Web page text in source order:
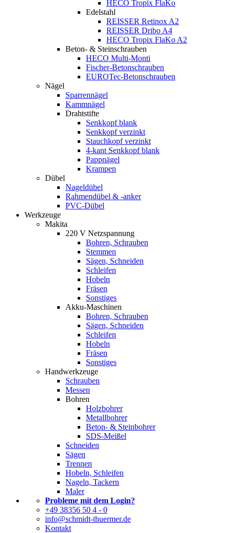
HECO Tropix FlaKo
Edelstahl
REISSER Retinox A2
REISSER Dribo A4
HECO Tropix FlaKo A2
Beton- & Steinschrauben
HECO Multi-Monti
Fischer-Betonschrauben
EUROTec-Betonschrauben
Nägel
Sparrennägel
Kammnägel
Drahtstifte
Senkkopf blank
Senkkopf verzinkt
Stauchkopf verzinkt
4-kant Senkkopf blank
Pappnägel
Krampen
Dübel
Nageldübel
Rahmendübel & -anker
PVC-Dübel
Werkzeuge
Makita
220 V Netzspannung
Bohren, Schrauben
Stemmen
Sägen, Schneiden
Schleifen
Hobeln
Fräsen
Sonstiges
Akku-Maschinen
Bohren, Schrauben
Sägen, Schneiden
Schleifen
Hobeln
Fräsen
Sonstiges
Handwerkzeuge
Schrauben
Messen
Bohren
Holzbohrer
Metallbohrer
Beton- & Steinbohrer
SDS-Meißel
Schneiden
Sägen
Trennen
Hobeln, Schleifen
Nageln, Tackern
Maler
Probleme mit dem Login?
+49 38356 50 4 - 0
info@schmidt-thuermer.de
Kontakt